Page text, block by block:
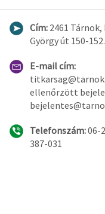
Cím: 2461 Tárnok,
György út 150-152.
E-mail cím:
ellenőrzött
Telefonszám:06-
387-031